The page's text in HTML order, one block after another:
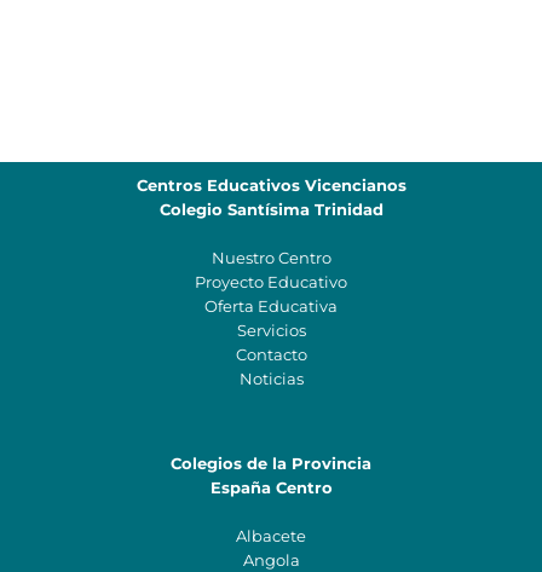
Centros Educativos Vicencianos
Colegio Santísima Trinidad
Nuestro Centro
Proyecto Educativo
Oferta Educativa
Servicios
Contacto
Noticias
Colegios de la Provincia
España Centro
Albacete
Angola